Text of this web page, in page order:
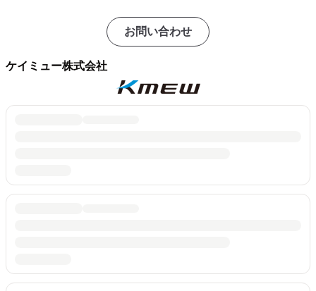
お問い合わせ
ケイミュー株式会社